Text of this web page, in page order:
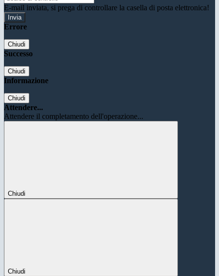
E-mail inviata, si prega di controllare la casella di posta elettronica!
Errore
Chiudi
Successo
Chiudi
Informazione
Chiudi
Attendere...
Attendere il completamento dell'operazione...
Chiudi
Chiudi